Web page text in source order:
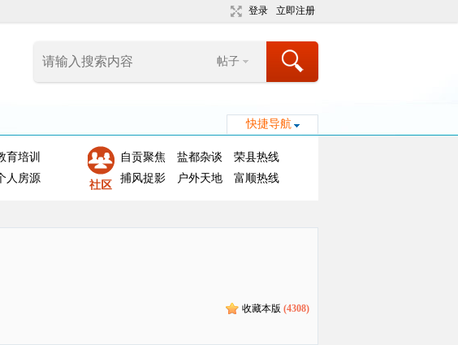
登录 立即注册
帖子
快捷导航
育培训
人房源
自贡聚焦 盐都杂谈
荣县热线
捕风捉影
户外天地 富顺热线
收藏本版 (4308)